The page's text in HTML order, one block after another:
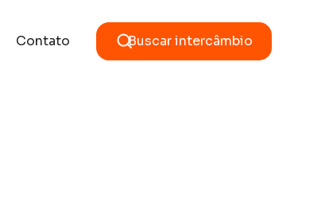
Contato Buscar intercâmbio